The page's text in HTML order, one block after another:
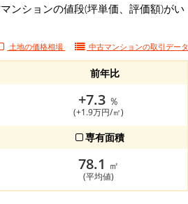
ンションの値段(坪単価、評価額)がい
土地の価格相場 中古マンションの取引データ
前年比
+7.3 ％
(+1.9万円/㎡)
専有面積
78.1 ㎡
(平均値)